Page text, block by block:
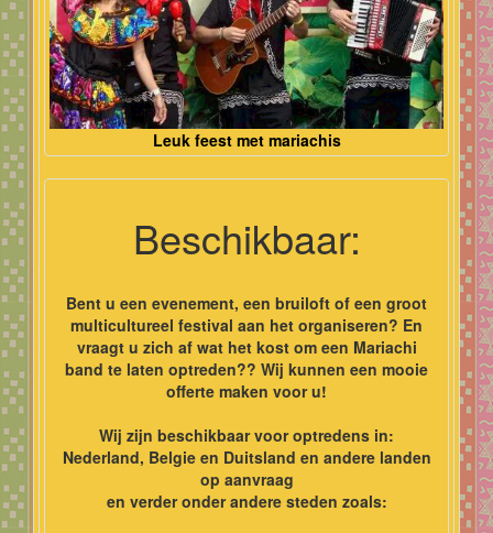
Leuk feest met mariachis
Beschikbaar:
Bent u een evenement, een bruiloft of een groot
multicultureel festival aan het organiseren? En
vraagt u zich af wat het kost om een Mariachi
band te laten optreden?? Wij kunnen een mooie
offerte maken voor u!
Wij zijn beschikbaar voor optredens in:
Nederland, Belgie en Duitsland en andere landen
op aanvraag
en verder onder andere steden zoals: